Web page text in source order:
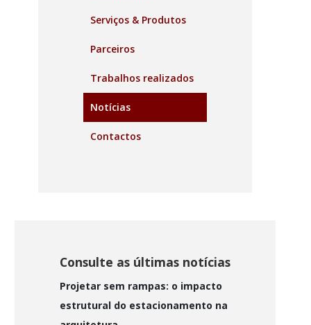
Serviços & Produtos
Parceiros
Trabalhos realizados
Notícias
Contactos
Consulte as últimas notícias
Projetar sem rampas: o impacto
estrutural do estacionamento na